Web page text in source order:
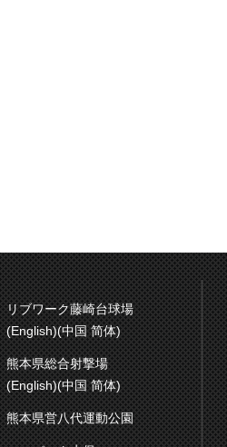
リブワーク藤崎台球場
(English)(中国 简体)
熊本県総合射撃場
(English)(中国 简体)
熊本県営八代運動公園